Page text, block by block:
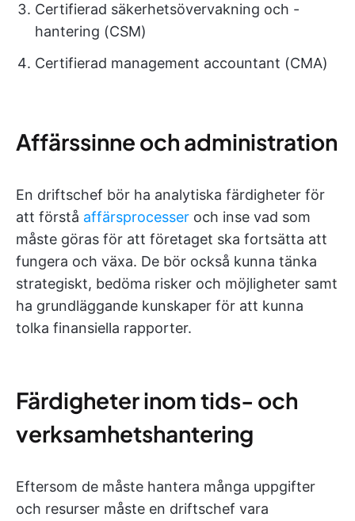
Certifierad säkerhetsövervakning och -
hantering (CSM)
Certifierad management accountant (CMA)
Affärssinne och administration
En driftschef bör ha analytiska färdigheter för
att förstå affärsprocesser och inse vad som
måste göras för att företaget ska fortsätta att
fungera och växa. De bör också kunna tänka
strategiskt, bedöma risker och möjligheter samt
ha grundläggande kunskaper för att kunna
tolka finansiella rapporter.
Färdigheter inom tids- och
verksamhetshantering
Eftersom de måste hantera många uppgifter
och resurser måste en driftschef vara